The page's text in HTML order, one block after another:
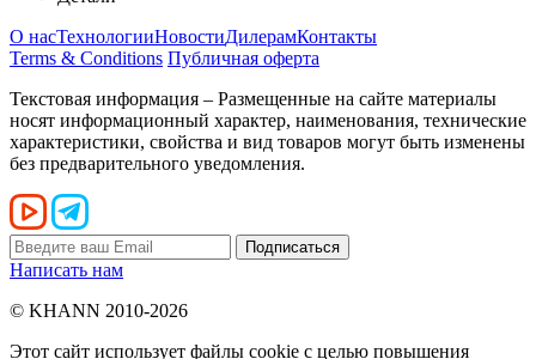
О насТехнологииНовостиДилерамКонтакты
Terms & Conditions Публичная оферта
Текстовая информация – Размещенные на сайте материалы
носят информационный характер, наименования, технические
характеристики, свойства и вид товаров могут быть изменены
без предварительного уведомления.
Написать нам
© KHANN 2010-2026
Этот сайт использует файлы cookie с целью повышения